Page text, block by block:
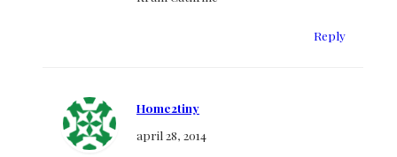
Reply
Home2tiny
april 28, 2014